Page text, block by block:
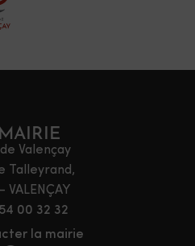
Valençay
Talleyrand,
VALENÇAY
00 32 32
la mairie